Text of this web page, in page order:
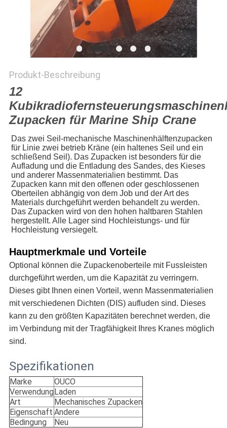
Produkt-Beschreibung
12
Zupacken für Marine Ship Crane
Das zwei Seil-mechanische Maschinenhälftenzupacken
für Linie zwei betrieb Kräne (ein haltenes Seil und ein
schließend Seil). Das Zupacken ist besonders für die
Aufladung und die Entladung des Sandes, des Kieses
und anderer Massenmaterialien bestimmt. Das
Zupacken kann mit den offenen oder geschlossenen
Oberteilen abhängig von dem Job und der Art des
Materials durchgeführt werden behandelt zu werden.
Das Zupacken wird von den hohen haltbaren Stahlen
hergestellt. Alle Lager sind Hochleistungs- und für
Hochleistung versiegelt.
Hauptmerkmale und Vorteile
Optional können die Zupackenoberteile mit Fussleisten
durchgeführt werden, um die Kapazität zu verringern.
Dieses gibt Ihnen einen Vorteil, wenn Massenmaterialien
mit verschiedenen Dichten (DIS) aufluden sind. Dieses
kann zu den größten Kapazitäten berechnet werden, die
im Verbindung mit der Tragfähigkeit Ihres Kranes möglich
sind.
Spezifikationen
Marke
OUCO
Verwendung Laden
Art
Mechanisches Zupacken
Eigenschaft Andere
Bedingung
Neu